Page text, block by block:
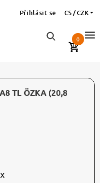
Přihlásit se CS / CZK
0
TL ÖZKA (20,8